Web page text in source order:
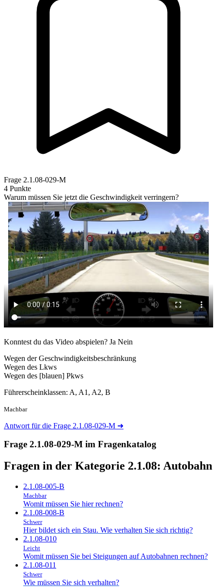
Frage 2.1.08-029-M
4 Punkte
Warum müssen Sie jetzt die Geschwindigkeit verringern?
Konntest du das Video abspielen? Ja Nein
Wegen der Geschwindigkeitsbeschränkung
Wegen des Lkws
Wegen des [blauen] Pkws
Führerscheinklassen: A, A1, A2, B
Machbar
Antwort für die Frage 2.1.08-029-M ➜
Frage 2.1.08-029-M im Fragenkatalog
Fragen in der Kategorie 2.1.08: Autobahn
2.1.08-005-B
Machbar
Womit müssen Sie hier rechnen?
2.1.08-008-B
Schwer
Hier bildet sich ein Stau. Wie verhalten Sie sich richtig?
2.1.08-010
Leicht
Womit müssen Sie bei Steigungen auf Autobahnen rechnen?
2.1.08-011
Schwer
Wie müssen Sie sich verhalten?